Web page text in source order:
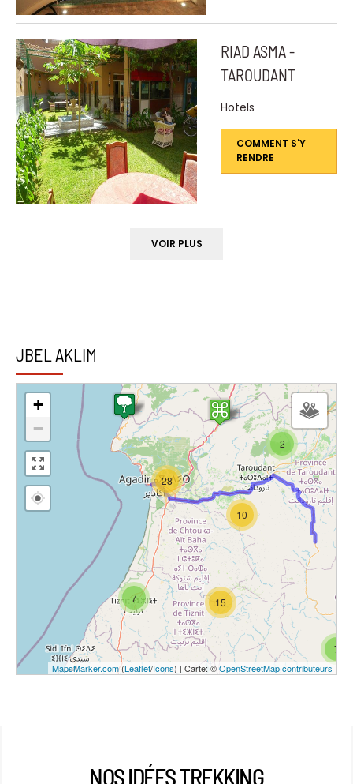
RIAD ASMA -
TAROUDANT
Hotels
COMMENT S'Y
RENDRE
VOIR PLUS
JBEL AKLIM
2
7 15
10
28
7
+
−
MapsMarker.com(Leaflet/Icons) | Carte: ©OpenStreetMap contributeurs
NOS IDÉES TREKKING